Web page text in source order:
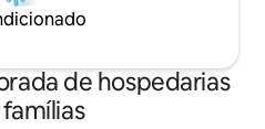
de hospedarias